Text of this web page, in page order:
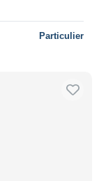
Particulier